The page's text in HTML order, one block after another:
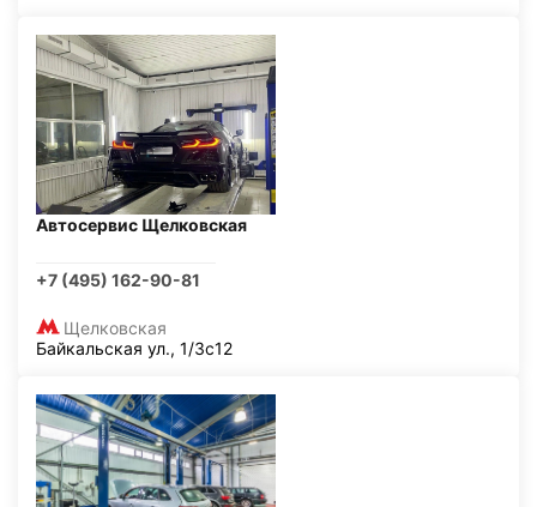
Автосервис Щелковская
+7 (495) 162-90-81
Щелковская
Байкальская ул., 1/3с12